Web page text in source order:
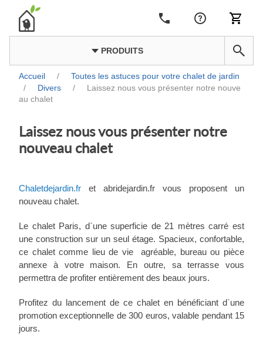
PRODUITS
Accueil /
Toutes les astuces pour votre chalet de jardin
/
Divers /
Laissez nous vous présenter notre nouve
au chalet
Laissez nous vous présenter notre
nouveau chalet
Chaletdejardin.fr et abridejardin.fr vous proposent un
nouveau chalet.
Le chalet Paris, d`une superficie de 21 mètres carré est
une construction sur un seul étage. Spacieux, confortable,
ce chalet comme lieu de vie agréable, bureau ou pièce
annexe à votre maison. En outre, sa terrasse vous
permettra de profiter entièrement des beaux jours.
Profitez du lancement de ce chalet en bénéficiant d`une
promotion exceptionnelle de 300 euros, valable pendant 15
jours.